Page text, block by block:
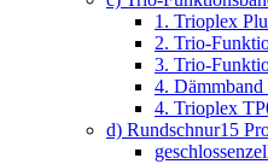
1. Trioplex
2. Trio-
3. Trio-
4.
4. Trioplex
d) Rundschnur15